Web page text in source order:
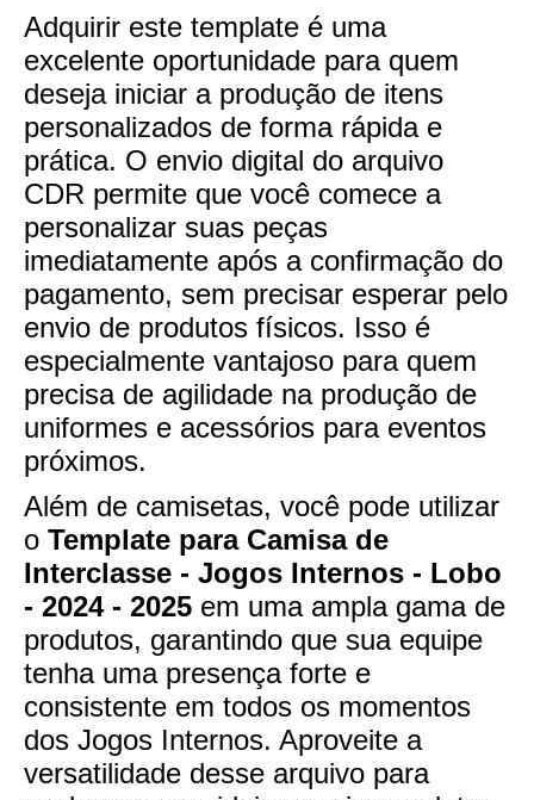
Adquirir este template é uma
excelente oportunidade para quem
deseja iniciar a produção de itens
personalizados de forma rápida e
prática. O envio digital do arquivo
CDR permite que você comece a
personalizar suas peças
imediatamente após a confirmação do
pagamento, sem precisar esperar pelo
envio de produtos físicos. Isso é
especialmente vantajoso para quem
precisa de agilidade na produção de
uniformes e acessórios para eventos
próximos.
Além de camisetas, você pode utilizar
o Template para Camisa de
Interclasse - Jogos Internos - Lobo
- 2024 - 2025 em uma ampla gama de
produtos, garantindo que sua equipe
tenha uma presença forte e
consistente em todos os momentos
dos Jogos Internos. Aproveite a
versatilidade desse arquivo para